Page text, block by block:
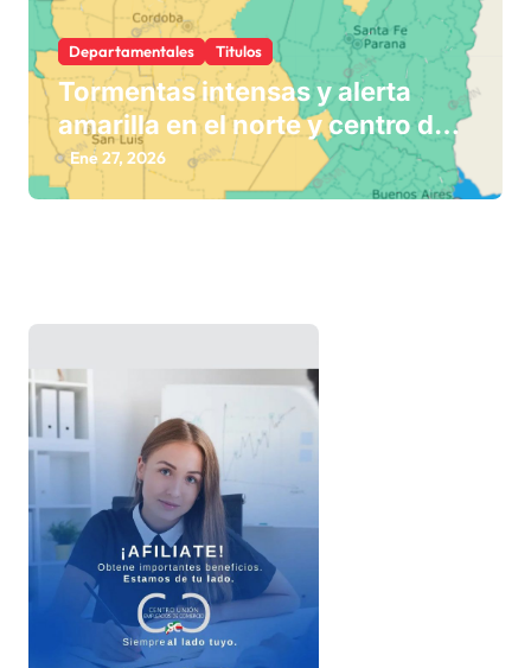
Departamentales Titulos
Tormentas intensas y alerta
amarilla en el norte y centro del
país
Ene 27, 2026